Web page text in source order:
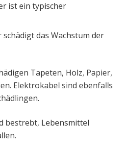
ist ein typischer
das Wachstum der
Tapeten, Holz, Papier,
Elektrokabel sind ebenfalls
bestrebt, Lebensmittel